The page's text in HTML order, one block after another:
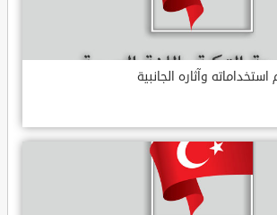
وآثاره الجانبية